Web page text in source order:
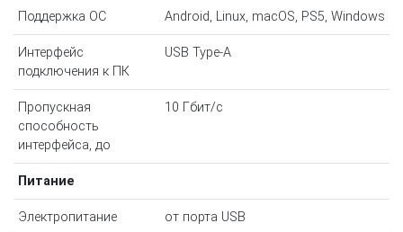
Поддержка ОС Android, Linux, macOS, PS5, Windows
Интерфейс
подключения к ПК
USB Type-A
Пропускная
способность
интерфейса, до
10 Гбит/с
Питание
Электропитание от порта USB